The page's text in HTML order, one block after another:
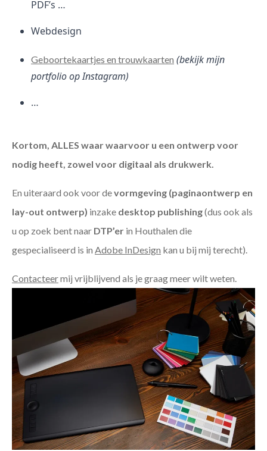
PDF’s …
Webdesign
Geboortekaartjes en trouwkaarten (bekijk mijn
portfolio op Instagram)
…
Kortom, ALLES waar waarvoor u een ontwerp voor
nodig heeft, zowel voor digitaal als drukwerk.
En uiteraard ook voor devormgeving (paginaontwerp en
lay-out ontwerp) inzake desktop publishing(dus ook als
u op zoek bent naar DTP’er in Houthalen die
gespecialiseerd is in Adobe InDesign kan u bij mij terecht).
Contacteermij vrijblijvend als je graag meer wilt weten.